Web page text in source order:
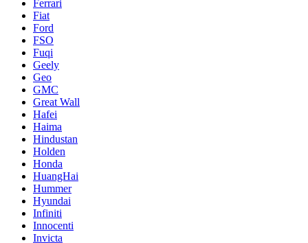
Ferrari
Fiat
Ford
FSO
Fuqi
Geely
Geo
GMC
Great Wall
Hafei
Haima
Hindustan
Holden
Honda
HuangHai
Hummer
Hyundai
Infiniti
Innocenti
Invicta